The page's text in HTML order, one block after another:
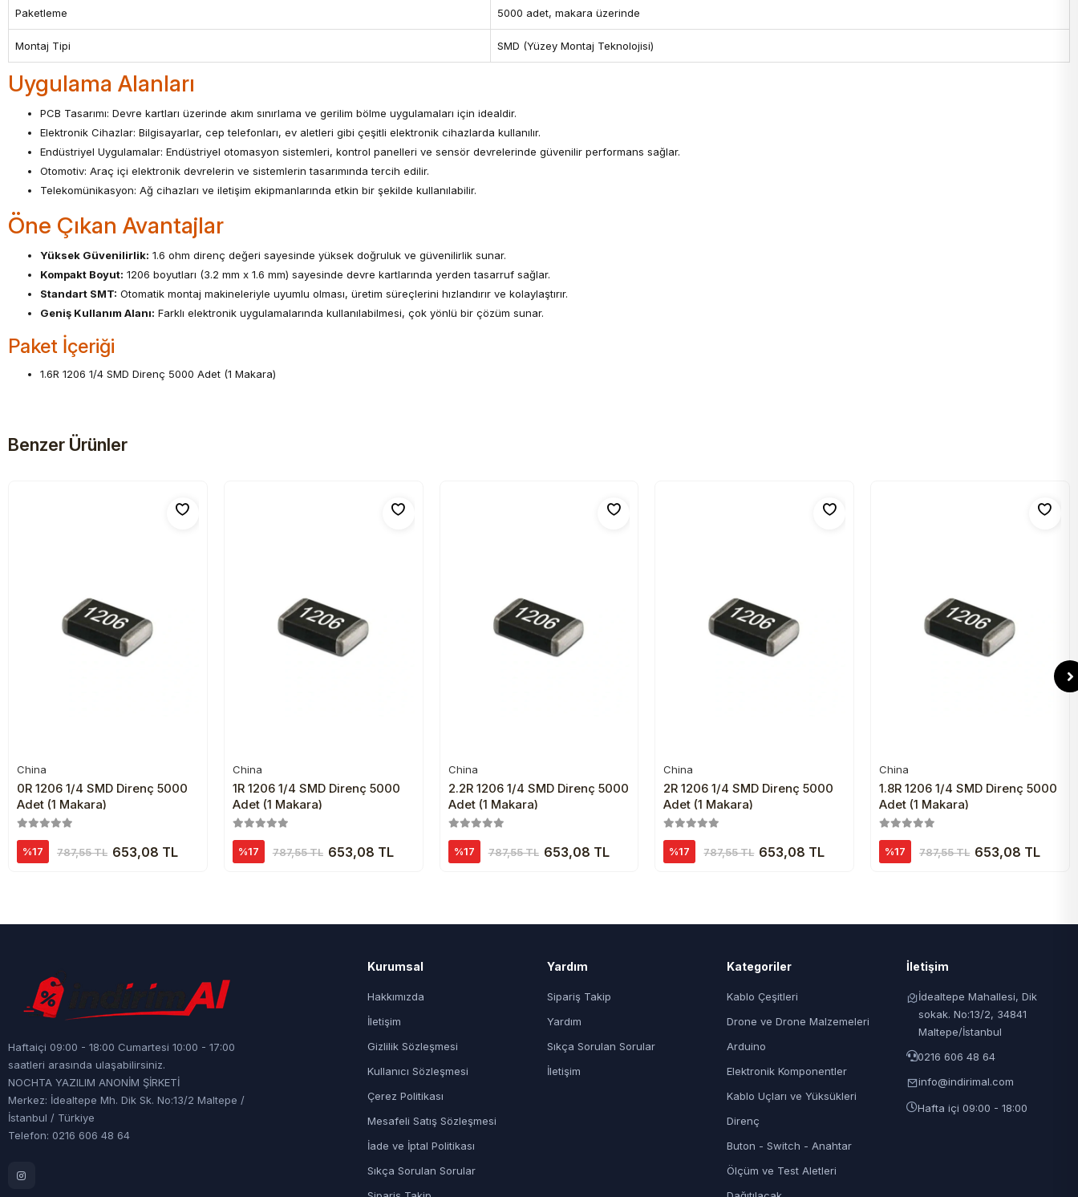
Paketleme 5000 adet, makara üzerinde
Montaj Tipi SMD (Yüzey Montaj Teknolojisi)
Uygulama Alanları
PCB Tasarımı: Devre kartları üzerinde akım sınırlama ve gerilim bölme uygulamaları için idealdir.
Elektronik Cihazlar: Bilgisayarlar, cep telefonları, ev aletleri gibi çeşitli elektronik cihazlarda kullanılır.
Endüstriyel Uygulamalar: Endüstriyel otomasyon sistemleri, kontrol panelleri ve sensör devrelerinde güvenilir performans sağlar.
Otomotiv: Araç içi elektronik devrelerin ve sistemlerin tasarımında tercih edilir.
Telekomünikasyon: Ağ cihazları ve iletişim ekipmanlarında etkin bir şekilde kullanılabilir.
Öne Çıkan Avantajlar
Yüksek Güvenilirlik: 1.6 ohm direnç değeri sayesinde yüksek doğruluk ve güvenilirlik sunar.
Kompakt Boyut: 1206 boyutları (3.2 mm x 1.6 mm) sayesinde devre kartlarında yerden tasarruf sağlar.
Standart SMT: Otomatik montaj makineleriyle uyumlu olması, üretim süreçlerini hızlandırır ve kolaylaştırır.
Geniş Kullanım Alanı: Farklı elektronik uygulamalarında kullanılabilmesi, çok yönlü bir çözüm sunar.
Paket İçeriği
1.6R 1206 1/4 SMD Direnç 5000 Adet (1 Makara)
Benzer Ürünler
Sepete Ekle
China
0R 1206 1/4 SMD Direnç 5000
Adet (1 Makara)
%17 787,55 TL 653,08 TL
Sepete Ekle
China
1R 1206 1/4 SMD Direnç 5000
Adet (1 Makara)
%17 787,55 TL 653,08 TL
Sepete Ekle
China
2.2R 1206 1/4 SMD Direnç 5000
Adet (1 Makara)
%17 787,55 TL 653,08 TL
Sepete Ekle
China
2R 1206 1/4 SMD Direnç 5000
Adet (1 Makara)
%17 787,55 TL 653,08 TL
Sepete Ekle
China
1.8R 1206 1/4 SMD Direnç 5000
Adet (1 Makara)
%17 787,55 TL 653,08 TL
Haftaiçi 09:00 - 18:00 Cumartesi 10:00 - 17:00
saatleri arasında ulaşabilirsiniz.
NOCHTA YAZILIM ANONİM ŞİRKETİ
Merkez: İdealtepe Mh. Dik Sk. No:13/2 Maltepe /
İstanbul / Türkiye
Telefon: 0216 606 48 64
Kurumsal
Hakkımızda
İletişim
Gizlilik Sözleşmesi
Kullanıcı Sözleşmesi
Çerez Politikası
Mesafeli Satış Sözleşmesi
İade ve İptal Politikası
Sıkça Sorulan Sorular
Yardım
Sipariş Takip
Yardım
Sıkça Sorulan Sorular
İletişim
Kategoriler
Kablo Çeşitleri
Drone ve Drone Malzemeleri
Arduino
Elektronik Komponentler
Kablo Uçları ve Yüksükleri
Direnç
Buton - Switch - Anahtar
Ölçüm ve Test Aletleri
İletişim
İdealtepe Mahallesi, Dik
sokak. No:13/2, 34841
Maltepe/İstanbul
0216 606 48 64
info@indirimal.com
Hafta içi 09:00 - 18:00